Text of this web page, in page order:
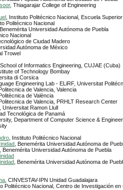
, Thiagarajar College of Engineering
, Instituto Politécnico Nacional, Escuela
Politécnico Nacional
, Benemérita Universidad Autónoma de Puebla
Nacional
de Ciudad Madero
Autónoma de México
Trowel
, School of Informatics Engineering, CUJAE (Cuba)
of Technology Bombay
di Corsica
Engineering Lab - ELiRF, Universitat
de Valencia, Valencia
de València
de Valencia, PRHLT Research Center
, Universitat Ramon Llull
Tecnológica de Panamá
Department of Computer Science &
, Instituto Politécnico Nacional
, Benemérita Universidad Autónoma de
, Benemérita Universidad Autónoma de Puebla
, Benemérita Universidad Autónoma de
, CINVESTAV-IPN Unidad Guadalajara
Politécnico Nacional, Centro de Investigación